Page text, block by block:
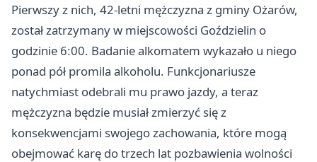
Pierwszy z nich, 42-letni mężczyzna z gminy Ożarów,
został zatrzymany w miejscowości Goździelin o
godzinie 6:00. Badanie alkomatem wykazało u niego
ponad pół promila alkoholu. Funkcjonariusze
natychmiast odebrali mu prawo jazdy, a teraz
mężczyzna będzie musiał zmierzyć się z
konsekwencjami swojego zachowania, które mogą
obejmować karę do trzech lat pozbawienia wolności